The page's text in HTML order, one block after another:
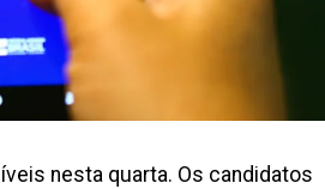
nesta quarta. Os candidatos